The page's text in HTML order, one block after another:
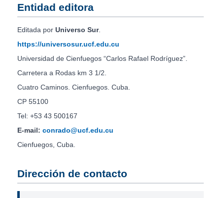
Entidad editora
Editada por Universo Sur.
https://universosur.ucf.edu.cu
Universidad de Cienfuegos “Carlos Rafael Rodríguez”.
Carretera a Rodas km 3 1/2.
Cuatro Caminos. Cienfuegos. Cuba.
CP 55100
Tel: +53 43 500167
E-mail: conrado@ucf.edu.cu
Cienfuegos, Cuba.
Dirección de contacto